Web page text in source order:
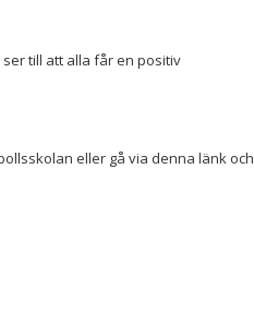
till att alla får en positiv
eller gå via denna länk och